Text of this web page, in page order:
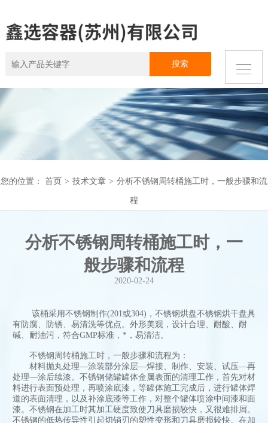
您的位置： 首页 > 技术文章 > 分析不锈钢周转桶施工时，一般步骤和流
程
分析不锈钢周转桶施工时，一
般步骤和流程
2020-02-24
该桶采用不锈钢制作(201或304)，不锈钢烘盘不锈钢烘干盘具
有防腐、防锈、易清洗等优点。外形美观，设计合理、耐酸、耐
碱、耐油污，符合GMP标准，*，易清洁。
不锈钢周转桶施工时，一般步骤和流程为：
材料抛丸处理—涂装部分涂层—焊接、制作、安装、试压—再
处理—涂后续漆。不锈钢储罐罐体金属表面的清理工作，首先对材
料进行表面预处理，再喷涂底漆，等罐体施工完成后，进行罐体焊
道的表面清理，以及补涂底漆等工作，对整个罐体喷涂中间漆和面
漆。不锈钢在加工时其加工硬度致使刀具磨损较快，又很难排屑。
不锈钢的低热传导性引起切销刃的塑性变形和刀具磨损较快。在加